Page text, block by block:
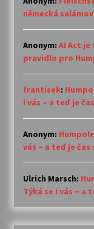
německá
Anonym: AI Act je
pravidlo pro
frantisek:
i vás – a teď je
Anonym:
vás – a teď je čas
Ulrich Marsch:
Týká se i vás – a